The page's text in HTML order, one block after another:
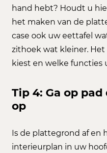
hand hebt? Houdt u
het maken van de
case ook uw eettafel
zithoek wat kleiner. Het
kiest en welke functies
Tip 4: Ga op
op
Is de plattegrond af en
interieurplan in uw